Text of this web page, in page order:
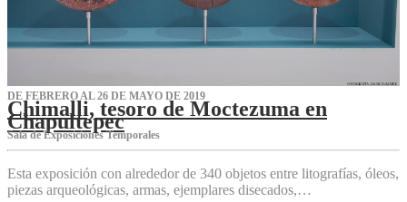
DE FEBRERO AL 26 DE MAYO DE 2019
Chimalli, tesoro de Moctezuma en
Chapultepec
Sala de Exposiciones Temporales
Esta exposición con alrededor de 340 objetos entre litografías, óleos,
piezas arqueológicas, armas, ejemplares disecados,…